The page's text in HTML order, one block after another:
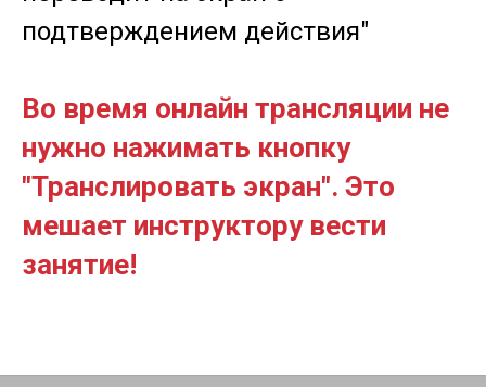
подтверждением действия"
Во время онлайн трансляции не
нужно нажимать кнопку
"Транслировать экран". Это
мешает инструктору вести
занятие!